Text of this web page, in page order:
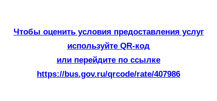
Чтобы оценить условия предоставления услуг
используйте QR-код
или перейдите по ссылке
https://bus.gov.ru/qrcode/rate/407986